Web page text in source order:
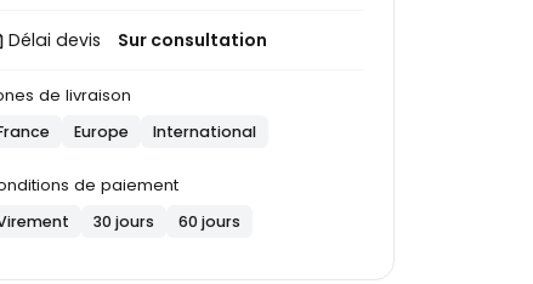
Délai devis Sur consultation
de livraison
Europe International
de paiement
30 jours 60 jours